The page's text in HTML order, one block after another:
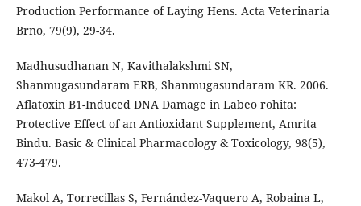
Production Performance of Laying Hens. Acta Veterinaria
Brno, 79(9), 29-34.
Madhusudhanan N, Kavithalakshmi SN,
Shanmugasundaram ERB, Shanmugasundaram KR. 2006.
Aflatoxin B1-Induced DNA Damage in Labeo rohita:
Protective Effect of an Antioxidant Supplement, Amrita
Bindu. Basic & Clinical Pharmacology & Toxicology, 98(5),
473-479.
Makol A, Torrecillas S, Fernández-Vaquero A, Robaina L,